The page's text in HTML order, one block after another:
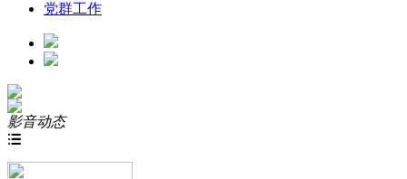
党群工作
影音动态
